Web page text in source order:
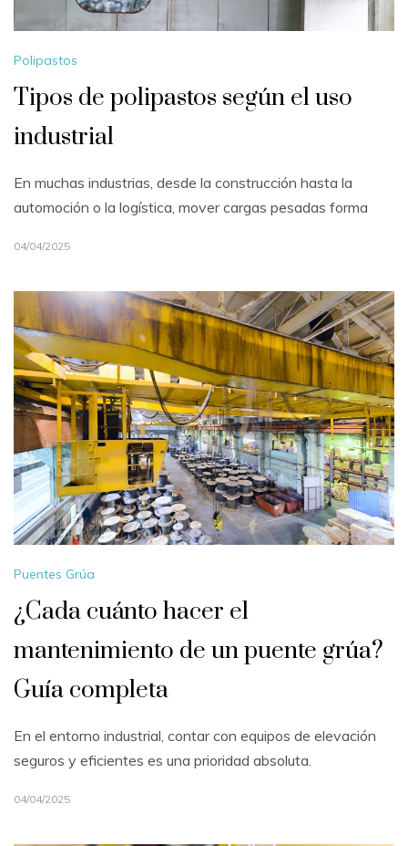
Polipastos
Tipos de polipastos según el uso
industrial
En muchas industrias, desde la construcción hasta la
automoción o la logística, mover cargas pesadas forma
04/04/2025
Puentes Grúa
¿Cada cuánto hacer el
mantenimiento de un puente grúa?
Guía completa
En el entorno industrial, contar con equipos de elevación
seguros y eficientes es una prioridad absoluta.
04/04/2025